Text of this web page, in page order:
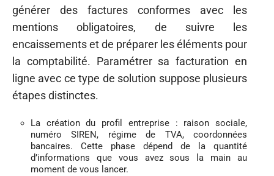
générer des factures conformes avec les
mentions obligatoires, de suivre les
encaissements et de préparer les éléments pour
la comptabilité. Paramétrer sa facturation en
ligne avec ce type de solution suppose plusieurs
étapes distinctes.
La création du profil entreprise : raison sociale,
numéro SIREN, régime de TVA, coordonnées
bancaires. Cette phase dépend de la quantité
d’informations que vous avez sous la main au
moment de vous lancer.